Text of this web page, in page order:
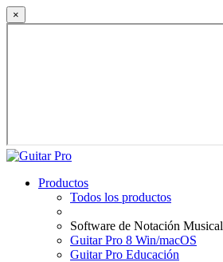
×
Productos
Todos los productos
Software de Notación Musical
Guitar Pro 8 Win/macOS
Guitar Pro Educación